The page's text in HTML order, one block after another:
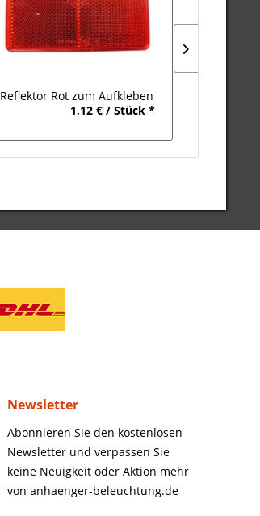
Reflektor Rot zum Aufkleben
40x88x7mm
1,12 € / Stück *
Newsletter
Abonnieren Sie den kostenlosen
Newsletter und verpassen Sie
keine Neuigkeit oder Aktion mehr
von anhaenger-beleuchtung.de